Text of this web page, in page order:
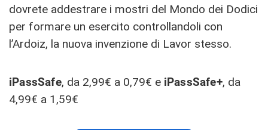
dovrete addestrare i mostri del Mondo dei Dodici
per formare un esercito controllandoli con
l’Ardoiz, la nuova invenzione di Lavor stesso.
iPassSafe, da 2,99€ a 0,79€ e iPassSafe+, da
4,99€ a 1,59€